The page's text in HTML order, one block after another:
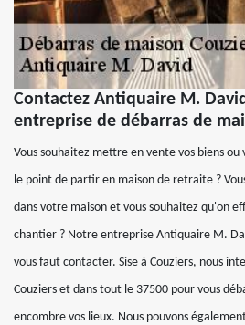
Contactez Antiquaire M.
entreprise de débarras de
Vous souhaitez mettre en vente vos biens ou
le point de partir en maison de retraite ?
dans votre maison et vous souhaitez qu'on
chantier ? Notre entreprise Antiquaire M.
vous faut contacter. Sise à Couziers, nous
Couziers et dans tout le 37500 pour vous
encombre vos lieux. Nous pouvons